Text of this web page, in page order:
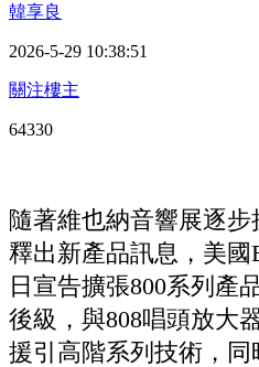
韓享良
2026-5-29 10:38:51
關注樓主
64330
隨著維也納音響展逐
釋出新產品訊息，美國
日宣告擴張800系列產
後級，與808唱頭放大
援引高階系列技術，